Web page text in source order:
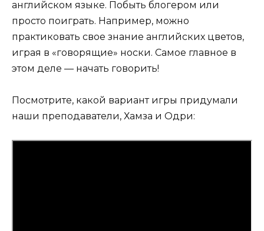
английском языке. Побыть блогером или
просто поиграть. Например, можно
практиковать свое знание английских цветов,
играя в «говорящие» носки. Самое главное в
этом деле — начать говорить!
Посмотрите, какой вариант игры придумали
наши преподаватели, Хамза и Одри: